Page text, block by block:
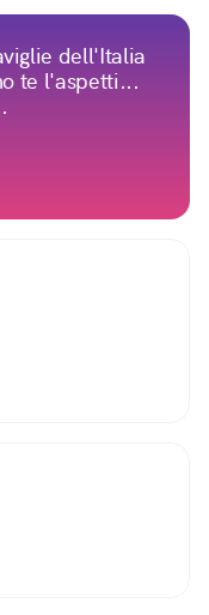
dell'Italia
te l'aspetti...